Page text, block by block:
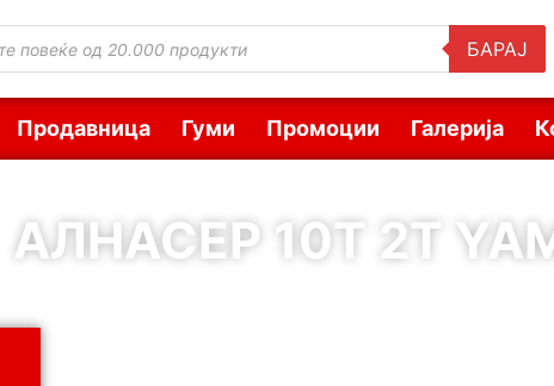
БАРАЈ
Продавница Гуми Промоции Галерија
АЛНАСЕР 10T 2Т